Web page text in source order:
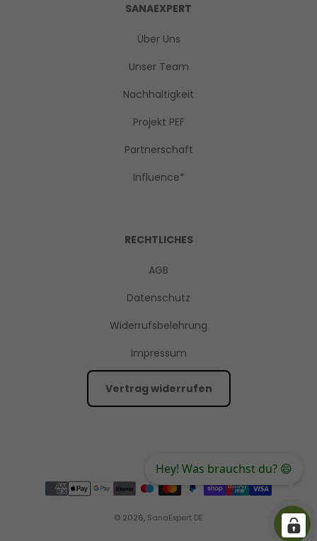
SANAEXPERT
Über Uns
Unser Team
Nachhaltigkeit
Projekt PEF
Partnerschaft
Influence*
RECHTLICHES
AGB
Datenschutz
Widerrufsbelehrung
Impressum
Vertrag widerrufen
© 2026, SanaExpert DE
Hey! Was brauchst du? 😄